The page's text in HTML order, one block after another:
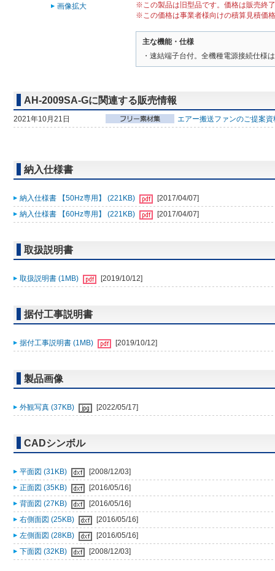
画像拡大
※この製品は旧型品です。価格は販売終
※この価格は事業者様向けの積算見積価
主な機能・仕様
・速結端子台付。全機種電源接続仕様
AH-2009SA-Gに関連する販売情報
2021年10月21日 エアー搬送ファンのご提案
納入仕様書
納入仕様書 【50Hz専用】 (221KB)
[2017/04/07]
納入仕様書 【60Hz専用】 (221KB)
[2017/04/07]
取扱説明書
取扱説明書 (1MB) [2019/10/12]
据付工事説明書
据付工事説明書 (1MB) [2019/10/12]
製品画像
外観写真 (37KB) [2022/05/17]
CADシンボル
平面図 (31KB)
[2008/12/03]
正面図 (35KB)
[2016/05/16]
背面図 (27KB)
[2016/05/16]
右側面図 (25KB)
[2016/05/16]
左側面図 (28KB)
[2016/05/16]
下面図 (32KB)
[2008/12/03]